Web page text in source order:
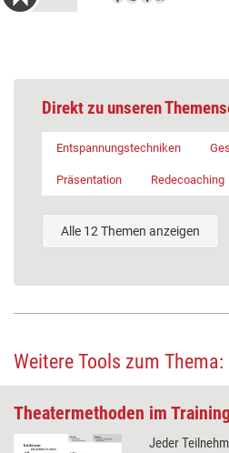
Direkt zu unseren
Entspannungstechniken
Präsentation Redecoaching
Alle 12 Themen anzeigen
Weitere Tools zum Thema:
Theatermethoden im
Jeder